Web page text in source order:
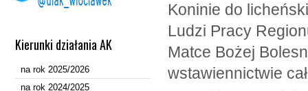
Kierunki działania AK
na rok 2025/2026
na rok 2024/2025
Koninie do
Ludzi Pracy
Matce Bożej
wstawiennictwie